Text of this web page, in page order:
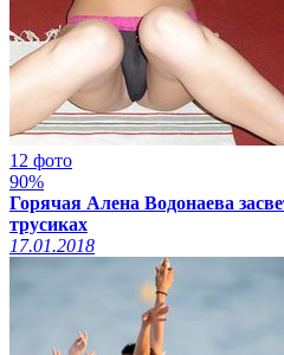
12 фото
90%
Горячая Алена Водонаева
трусиках
17.01.2018